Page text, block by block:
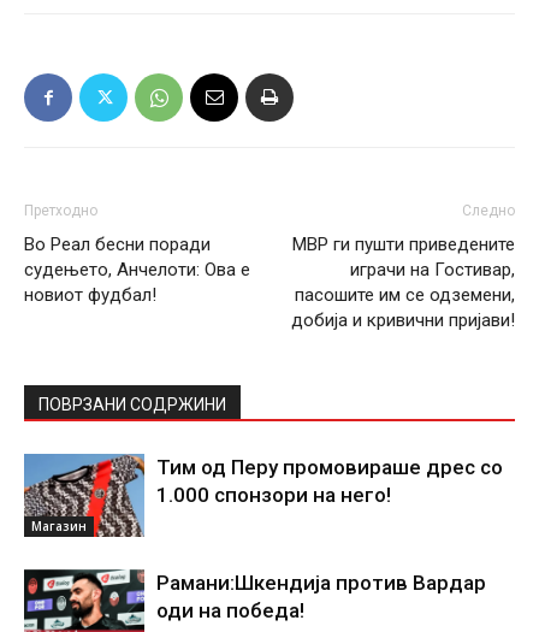
Претходно
Во Реал бесни поради
судењето, Анчелоти: Ова е
новиот фудбал!
Следно
МВР ги пушти приведените
играчи на Гостивар,
пасошите им се одземени,
добија и кривични пријави!
ПОВРЗАНИ СОДРЖИНИ
Магазин
Тим од Перу промовираше дрес со
1.000 спонзори на него!
Рамани:Шкендија против Вардар
оди на победа!